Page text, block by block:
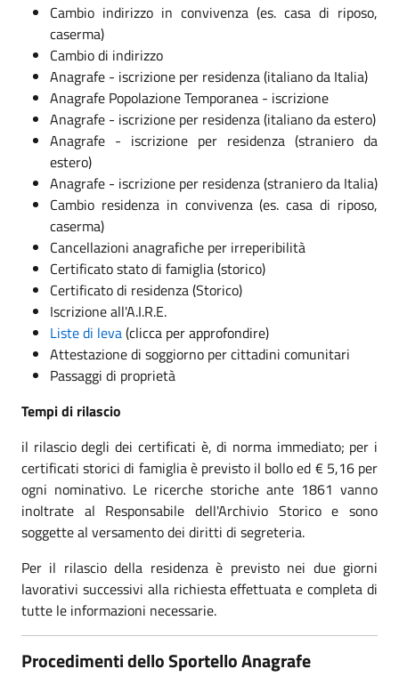
Cambio indirizzo in convivenza (es. casa di riposo,
caserma)
Cambio di indirizzo
Anagrafe - iscrizione per residenza (italiano da Italia)
Anagrafe Popolazione Temporanea - iscrizione
Anagrafe - iscrizione per residenza (italiano da estero)
Anagrafe - iscrizione per residenza (straniero da
estero)
Anagrafe - iscrizione per residenza (straniero da Italia)
Cambio residenza in convivenza (es. casa di riposo,
caserma)
Cancellazioni anagrafiche per irreperibilità
Certificato stato di famiglia (storico)
Certificato di residenza (Storico)
Iscrizione all'A.I.R.E.
Liste di leva(clicca per approfondire)
Attestazione di soggiorno per cittadini comunitari
Passaggi di proprietà
Tempi di rilascio
il rilascio degli dei certificati è, di norma immediato; per i
certificati storici di famiglia è previsto il bollo ed € 5,16 per
ogni nominativo. Le ricerche storiche ante 1861 vanno
inoltrate al Responsabile dell'Archivio Storico e sono
soggette al versamento dei diritti di segreteria.
Per il rilascio della residenza è previsto nei due giorni
lavorativi successivi alla richiesta effettuata e completa di
tutte le informazioni necessarie.
Procedimenti dello Sportello Anagrafe